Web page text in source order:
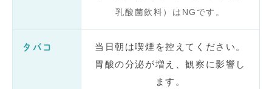
乳酸菌飲料）はNGです。
タバコ
当日朝は喫煙を控えてください。
胃酸の分泌が増え、観察に影響し
ます。